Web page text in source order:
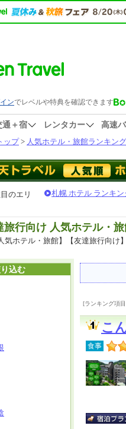
通＋宿 レンタカー 高速
ップ> 人気ホテル・旅館ランキング
目のエリ
札幌 ホテル ランキン
旅行向け 人気ホテル・
気ホテル・旅館】【友達旅行向け
[ランキング項
こ
食事
込む